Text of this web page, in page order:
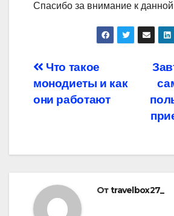
Спасибо за внимание к
Навигация
по
Что такое
монодиеты и как
они работают
Отtravelbox27_